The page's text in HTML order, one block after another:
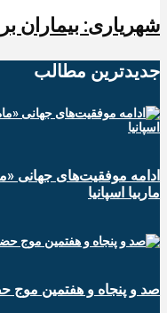
شهریاری: بیماران
جدیدترین‌ مطالب
ادامه موفقیت‌های جهانی
ماربیا اسپانیا
صد و پنجاه و هفتمین موج